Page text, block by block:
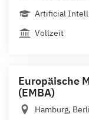
Artificial
Vollzeit
Europäische
(EMBA)
Hamburg,